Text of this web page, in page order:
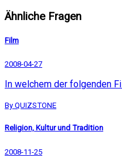
Ähnliche Fragen
Film
2008-04-27
In welchem der folgenden
By QUIZSTONE
Religion, Kultur und Tradition
2008-11-25